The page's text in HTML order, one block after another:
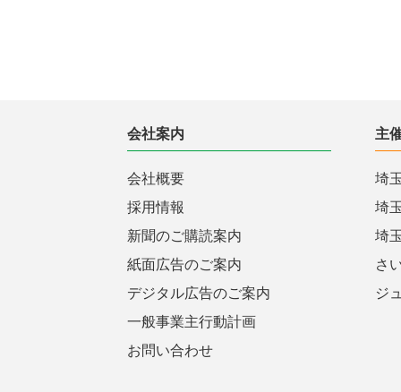
会社案内
会社概要
採用情報
新聞のご購読案内
紙面広告のご案内
デジタル広告のご案内
一般事業主行動計画
お問い合わせ
主
埼
埼
埼
さ
ジ